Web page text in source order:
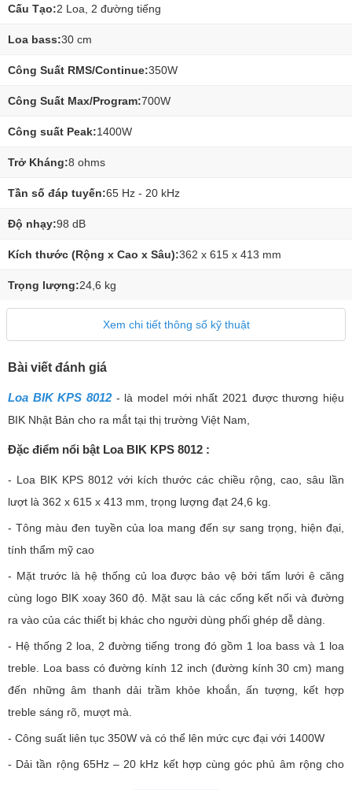
Cấu Tạo:2 Loa, 2 đường tiếng
Loa bass:30 cm
Công Suất RMS/Continue:350W
Công Suất Max/Program:700W
Công suất Peak:1400W
Trở Kháng:8 ohms
Tần số đáp tuyến:65 Hz - 20 kHz
Độ nhạy:98 dB
Kích thước (Rộng x Cao x Sâu):362 x 615 x 413 mm
Trọng lượng:24,6 kg
Xem chi tiết thông số kỹ thuật
Bài viết đánh giá
Loa BIK KPS 8012- là model mới nhất 2021 được thương hiệu
BIK Nhật Bản cho ra mắt tại thị trường Việt Nam,
Đặc điểm nổi bật Loa BIK KPS 8012 :
- Loa BIK KPS 8012 với kích thước các chiều rộng, cao, sâu lần
lượt là 362 x 615 x 413 mm, trọng lượng đạt 24,6 kg.
- Tông màu đen tuyền của loa mang đến sự sang trọng, hiện đại,
tính thẩm mỹ cao
- Mặt trước là hệ thống củ loa được bảo vệ bởi tấm lưới ê căng
cùng logo BIK xoay 360 độ. Mặt sau là các cổng kết nối và đường
ra vào của các thiết bị khác cho người dùng phối ghép dễ dàng.
- Hệ thống 2 loa, 2 đường tiếng trong đó gồm 1 loa bass và 1 loa
treble. Loa bass có đường kính 12 inch (đường kính 30 cm) mang
đến những âm thanh dải trầm khỏe khoắn, ấn tượng, kết hợp
treble sáng rõ, mượt mà.
- Công suất liên tục 350W và có thể lên mức cực đại với 1400W
- Dải tần rộng 65Hz – 20 kHz kết hợp cùng góc phủ âm rộng cho